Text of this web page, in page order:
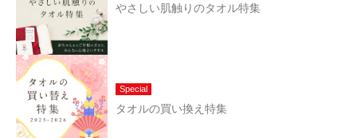
やさしい肌触りのタオル特集
Special
タオルの買い換え特集